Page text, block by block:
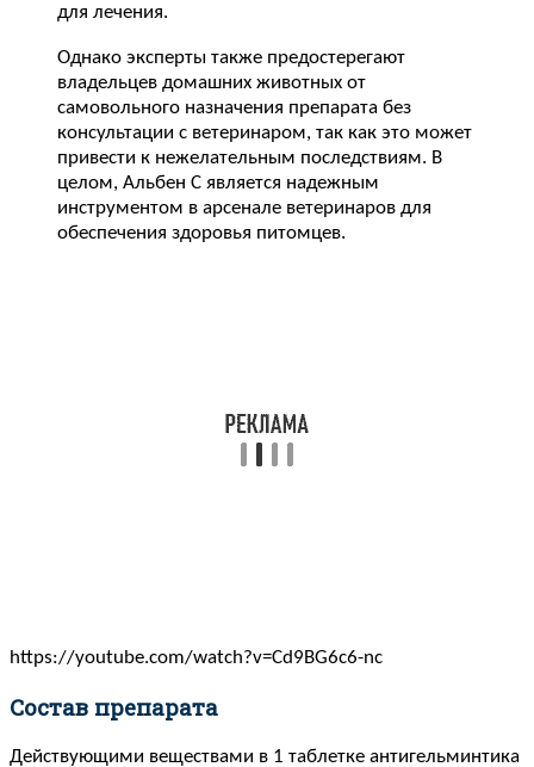
для лечения.
Однако эксперты также предостерегают
владельцев домашних животных от
самовольного назначения препарата без
консультации с ветеринаром, так как это может
привести к нежелательным последствиям. В
целом, Альбен C является надежным
инструментом в арсенале ветеринаров для
обеспечения здоровья питомцев.
https://youtube.com/watch?v=Cd9BG6c6-nc
Состав препарата
Действующими веществами в 1 таблетке антигельминтика